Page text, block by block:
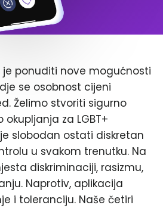
ponuditi nove mogućnosti
se osobnost cijeni
Želimo stvoriti sigurno
za LGBT+
slobodan ostati diskretan
u svakom trenutku. Na
diskriminaciji, rasizmu,
Naprotiv, aplikacija
i toleranciju. Naše četiri